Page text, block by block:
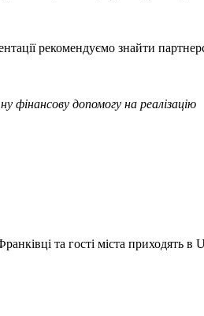
рекомендуємо знайти
фінансову допомогу на реалізацію
та гості міста приходять в